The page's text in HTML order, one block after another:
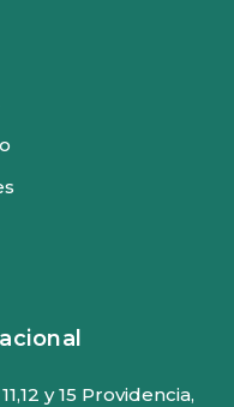
y 15 Providencia,